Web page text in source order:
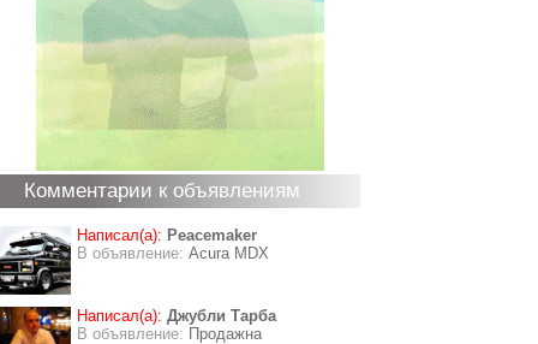
Комментарии к объявлениям
Написал(а): Peacemaker
В объявление: Acura MDX
Написал(а): Джубли Тарба
В объявление: Продажна